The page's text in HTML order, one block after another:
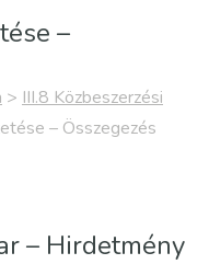
–
> III.8 Közbeszerzési
– Összegezés
– Hirdetmény